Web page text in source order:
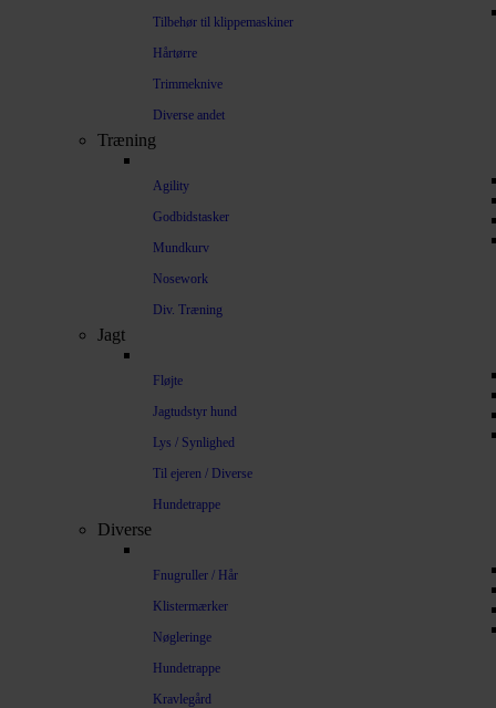
Tilbehør til klippemaskiner
Hårtørre
Trimmeknive
Diverse andet
Træning
Agility
Godbidstasker
Mundkurv
Nosework
Div. Træning
Jagt
Fløjte
Jagtudstyr hund
Lys / Synlighed
Til ejeren / Diverse
Hundetrappe
Diverse
Fnugruller / Hår
Klistermærker
Nøgleringe
Hundetrappe
Kravlegård